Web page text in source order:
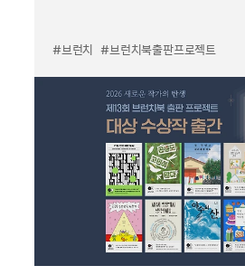
#브런치 #브런치북출판프로젝트